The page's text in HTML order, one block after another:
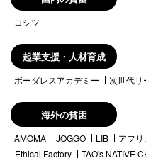
コシツ
起業支援・人材育成
ボーダレスアカデミー 次世代リ
海外の貧困
AMOMA JOGGO LIB アフ
Ethical Factory
TAO's NATIVE